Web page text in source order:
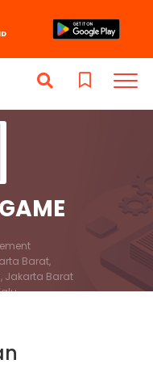
Barat,
Jakarta Barat